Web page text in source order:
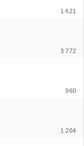
1 621
3 772
960
1 204